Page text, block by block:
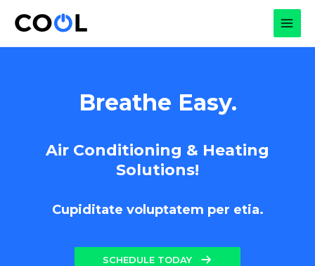
Breathe Easy.
Air Conditioning & Heating
Solutions!
Cupiditate voluptatem per etia.
SCHEDULE TODAY